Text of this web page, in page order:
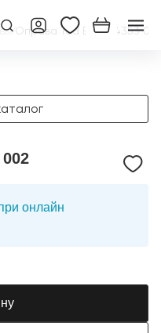
/Оправа Ted Baker 4353
онлайн